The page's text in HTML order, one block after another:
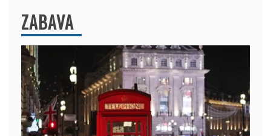
ZABAVA